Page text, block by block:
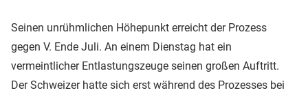
Seinen unrühmlichen Höhepunkt erreicht der Prozess
gegen V. Ende Juli. An einem Dienstag hat ein
vermeintlicher Entlastungszeuge seinen großen Auftritt.
Der Schweizer hatte sich erst während des Prozesses bei